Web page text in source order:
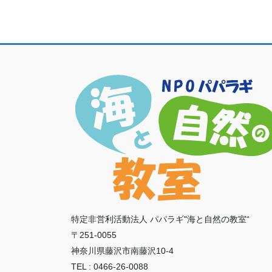
特定非営利活動法人 パパラギ"海と自然の教室“
〒251-0055
神奈川県藤沢市南藤沢10-4
TEL : 0466-26-0088